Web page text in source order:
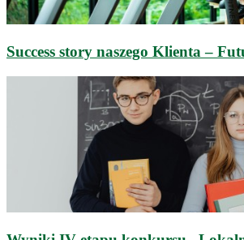
Success story naszego Klienta –